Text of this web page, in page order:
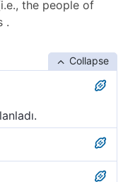
the people of
.
Collapse
suçladı.